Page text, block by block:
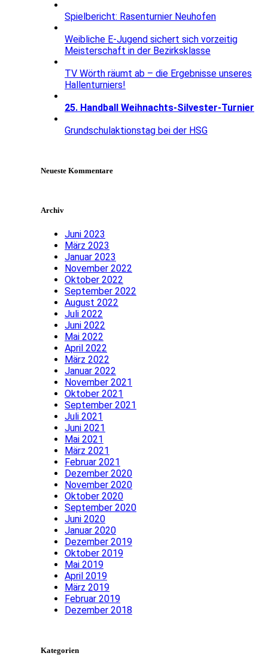
Spielbericht: Rasenturnier Neuhofen
Weibliche E-Jugend sichert sich vorzeitig
Meisterschaft in der Bezirksklasse
TV Wörth räumt ab – die Ergebnisse unseres
Hallenturniers!
25. Handball Weihnachts-Silvester-Turnier
Grundschulaktionstag bei der HSG
Neueste Kommentare
Archiv
Juni 2023
März 2023
Januar 2023
November 2022
Oktober 2022
September 2022
August 2022
Juli 2022
Juni 2022
Mai 2022
April 2022
März 2022
Januar 2022
November 2021
Oktober 2021
September 2021
Juli 2021
Juni 2021
Mai 2021
März 2021
Februar 2021
Dezember 2020
November 2020
Oktober 2020
September 2020
Juni 2020
Januar 2020
Dezember 2019
Oktober 2019
Mai 2019
April 2019
März 2019
Februar 2019
Dezember 2018
Kategorien